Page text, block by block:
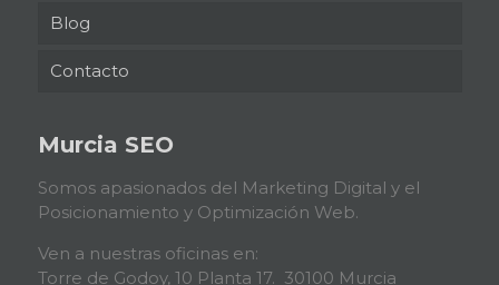
Blog
Contacto
Murcia SEO
Somos apasionados del Marketing Digital y el
Posicionamiento y Optimización Web.
Ven a nuestras oficinas en:
Torre de Godoy, 10 Planta 17. 30100 Murcia